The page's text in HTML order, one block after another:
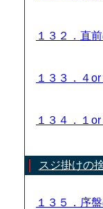
１３２．直
１３３．４
１３４．１
スジ掛けの
１３５．序